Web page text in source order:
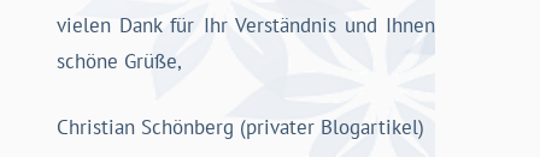
vielen Dank für Ihr Verständnis und Ihnen
schöne Grüße,
Christian Schönberg (privater Blogartikel)